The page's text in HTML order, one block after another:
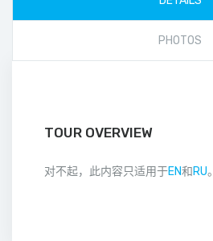
PHOTOS
TOUR OVERVIEW
对不起，此内容只适用于EN和RU。